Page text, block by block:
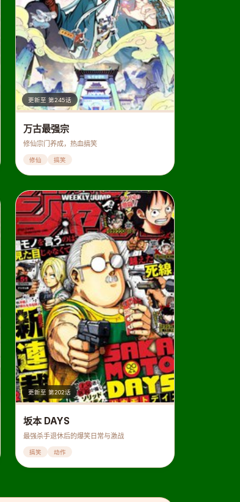
更新至 第245话
万古最强宗
修仙宗门养成，热血搞笑
修仙 搞笑
更新至 第202话
坂本 DAYS
最强杀手退休后的爆笑日常与激战
搞笑 动作